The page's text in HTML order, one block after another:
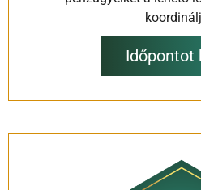
Időpontot